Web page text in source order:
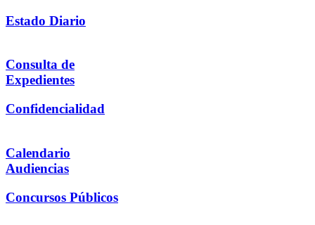
Estado Diario
Consulta de
Expedientes
Confidencialidad
Calendario
Audiencias
Concursos Públicos